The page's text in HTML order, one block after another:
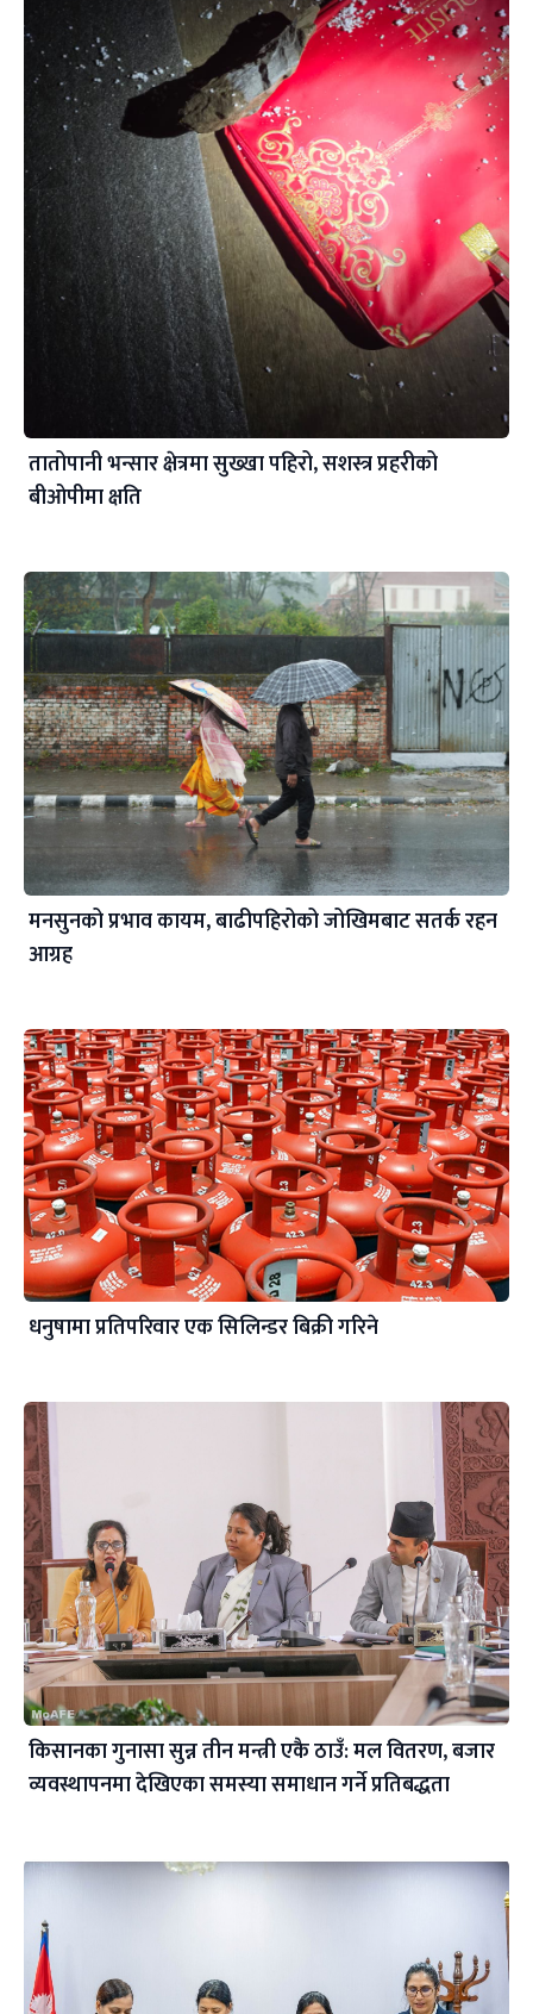
तातोपानी भन्सार क्षेत्रमा सुख्खा पहिरो, सशस्त्र प्रहरीको
बीओपीमा क्षति
मनसुनको प्रभाव कायम, बाढीपहिरोको जोखिमबाट सतर्क रहन
आग्रह
धनुषामा प्रतिपरिवार एक सिलिन्डर बिक्री गरिने
किसानका गुनासा सुन्न तीन मन्त्री एकै ठाउँ: मल वितरण, बजार
व्यवस्थापनमा देखिएका समस्या समाधान गर्ने प्रतिबद्धता